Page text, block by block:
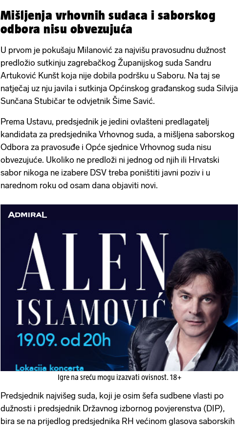
Mišljenja vrhovnih sudaca i saborskog
odbora nisu obvezujuća
U prvom je pokušaju Milanović za najvišu pravosudnu dužnost
predložio sutkinju zagrebačkog Županijskog suda Sandru
Artuković Kunšt koja nije dobila podršku u Saboru. Na taj se
natječaj uz nju javila i sutkinja Općinskog građanskog suda Silvija
Sunčana Stubičar te odvjetnik Šime Savić.
Prema Ustavu, predsjednik je jedini ovlašteni predlagatelj
kandidata za predsjednika Vrhovnog suda, a mišljena saborskog
Odbora za pravosuđe i Opće sjednice Vrhovnog suda nisu
obvezujuće. Ukoliko ne predloži ni jednog od njih ili Hrvatski
sabor nikoga ne izabere DSV treba poništiti javni poziv i u
narednom roku od osam dana objaviti novi.
Igre na sreću mogu izazvati ovisnost. 18+
Predsjednik najvišeg suda, koji je osim šefa sudbene vlasti po
dužnosti i predsjednik Državnog izbornog povjerenstva (DIP),
bira se na prijedlog predsjednika RH većinom glasova saborskih